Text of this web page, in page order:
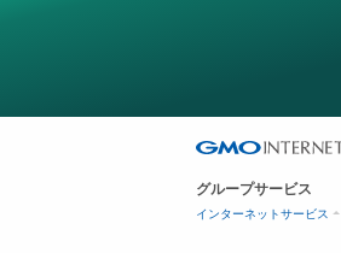
グループサービス
インターネットサービス